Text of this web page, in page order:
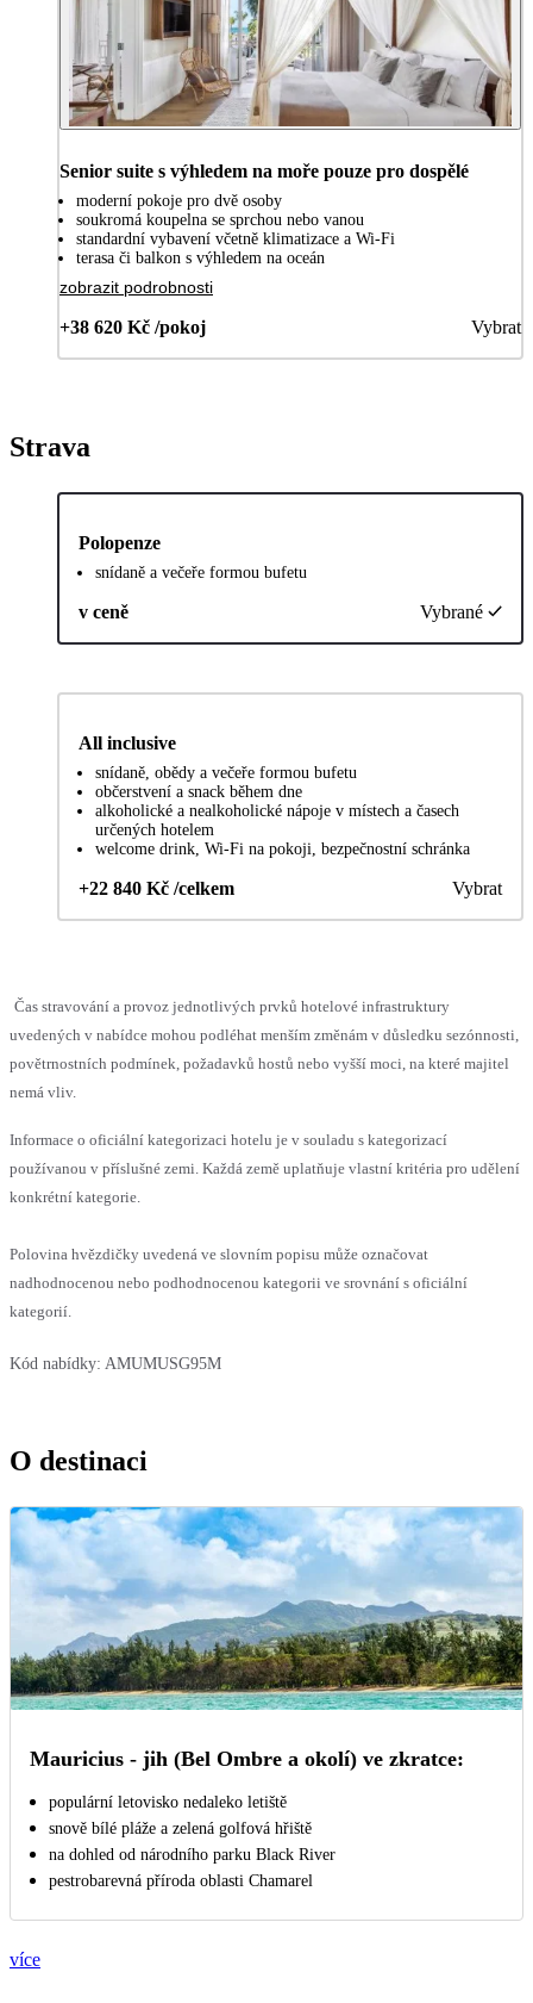
Senior suite s výhledem na moře pouze pro dospělé
moderní pokoje pro dvě osoby
soukromá koupelna se sprchou nebo vanou
standardní vybavení včetně klimatizace a Wi-Fi
terasa či balkon s výhledem na oceán
zobrazit podrobnosti
+38 620 Kč /pokoj Vybrat
Strava
Polopenze
snídaně a večeře formou bufetu
v ceně Vybrané
All inclusive
snídaně, obědy a večeře formou bufetu
občerstvení a snack během dne
alkoholické a nealkoholické nápoje v místech a časech
určených hotelem
welcome drink, Wi-Fi na pokoji, bezpečnostní schránka
+22 840 Kč /celkem Vybrat
Čas stravování a provoz jednotlivých prvků hotelové infrastruktury
uvedených v nabídce mohou podléhat menším změnám v důsledku sezónnosti,
povětrnostních podmínek, požadavků hostů nebo vyšší moci, na které majitel
nemá vliv.
Informace o oficiální kategorizaci hotelu je v souladu s kategorizací
používanou v příslušné zemi. Každá země uplatňuje vlastní kritéria pro udělení
konkrétní kategorie.
Polovina hvězdičky uvedená ve slovním popisu může označovat
nadhodnocenou nebo podhodnocenou kategorii ve srovnání s oficiální
kategorií.
Kód nabídky: AMUMUSG95M
O destinaci
Mauricius - jih (Bel Ombre a okolí) ve zkratce:
populární letovisko nedaleko letiště
snově bílé pláže a zelená golfová hřiště
na dohled od národního parku Black River
pestrobarevná příroda oblasti Chamarel
více